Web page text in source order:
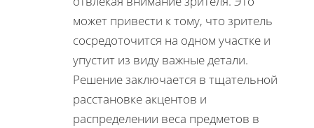
может привести к тому, что зритель
сосредоточится на одном участке и
упустит из виду важные детали.
Решение заключается в тщательной
расстановке акцентов и
распределении веса предметов в